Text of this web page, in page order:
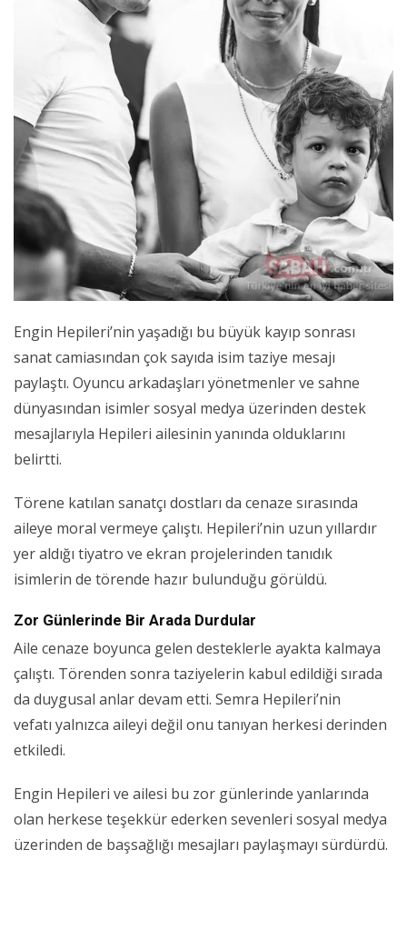
Engin Hepileri’nin yaşadığı bu büyük kayıp sonrası
sanat camiasından çok sayıda isim taziye mesajı
paylaştı. Oyuncu arkadaşları yönetmenler ve sahne
dünyasından isimler sosyal medya üzerinden destek
mesajlarıyla Hepileri ailesinin yanında olduklarını
belirtti.
Törene katılan sanatçı dostları da cenaze sırasında
aileye moral vermeye çalıştı. Hepileri’nin uzun yıllardır
yer aldığı tiyatro ve ekran projelerinden tanıdık
isimlerin de törende hazır bulunduğu görüldü.
Zor Günlerinde Bir Arada Durdular
Aile cenaze boyunca gelen desteklerle ayakta kalmaya
çalıştı. Törenden sonra taziyelerin kabul edildiği sırada
da duygusal anlar devam etti. Semra Hepileri’nin
vefatı yalnızca aileyi değil onu tanıyan herkesi derinden
etkiledi.
Engin Hepileri ve ailesi bu zor günlerinde yanlarında
olan herkese teşekkür ederken sevenleri sosyal medya
üzerinden de başsağlığı mesajları paylaşmayı sürdürdü.